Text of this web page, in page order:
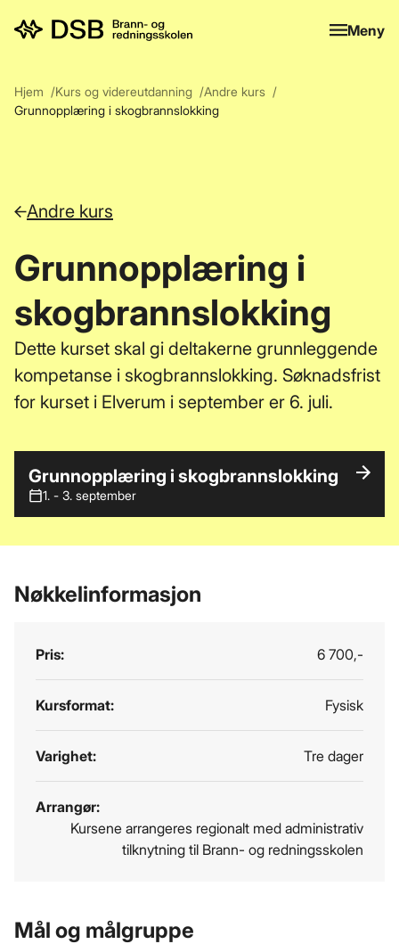
Meny
Meny
Hjem Kurs og videreutdanning
Andre kurs
Grunnopplæring i skogbrannslokking
Andre kurs
Grunnopplæring i
skogbrannslokking
Dette kurset skal gi deltakerne grunnleggende
kompetanse i skogbrannslokking. Søknadsfrist
for kurset i Elverum i september er 6. juli.
Grunnopplæring i skogbrannslokking
1. - 3. september
Nøkkelinformasjon
Pris: 6 700,-
Kursformat: Fysisk
Varighet: Tre dager
Arrangør:
Kursene arrangeres regionalt med administrativ
tilknytning til Brann- og redningsskolen
Mål og målgruppe